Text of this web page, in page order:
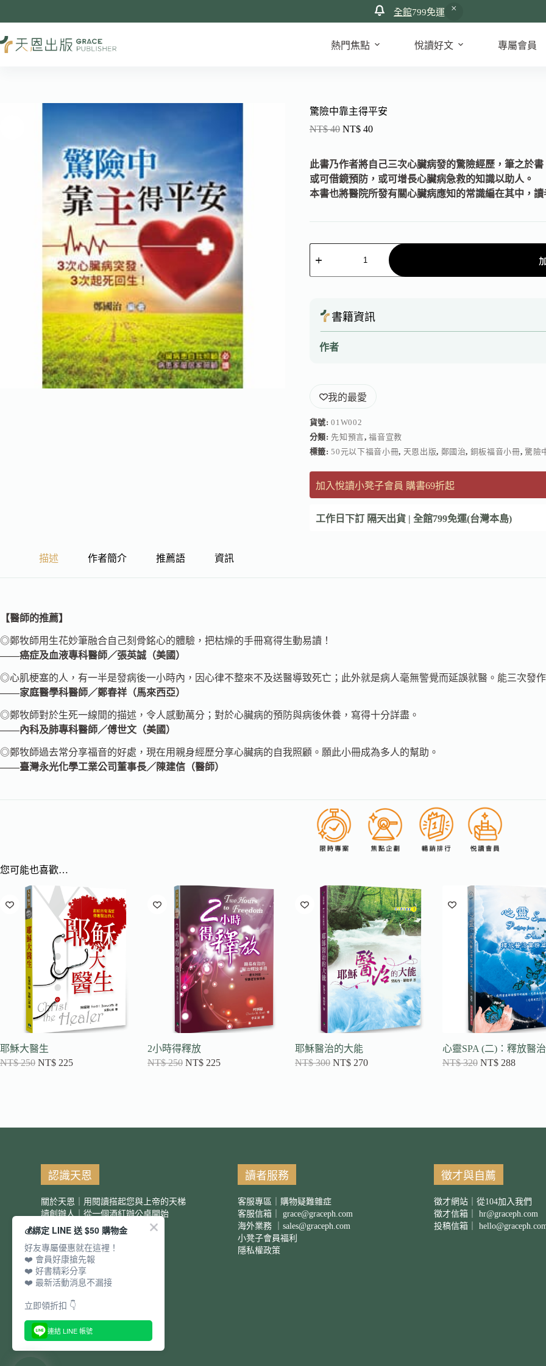
全館799免運
熱門焦點 悅讀好文 專屬會員
驚險中靠主得平安
NT$40 NT$40
此書乃作者將自己三次心臟病發的驚險經歷，筆之於
或可借鏡預防，或可增長心臟病急救的知識以助人。
本書也將醫院所發有關心臟病應知的常識編在其中，
書籍資訊
作者
我的最愛
貨號:01W002
分類:先知預言,福音宣教
標籤:50元以下福音小冊, 天恩出版, 鄭國治, 銅板福音小冊,驚險
加入悅讀小凳子會員 購書69折起
工作日下訂 隔天出貨 | 全館799免運(台灣本島)
描述 作者簡介 推薦語 資訊
【醫師的推薦】
◎鄭牧師用生花妙筆融合自己刻骨銘心的體驗，把枯燥的手冊寫得生動易讀！
——癌症及血液專科醫師／張英誠（美國）
◎心肌梗塞的人，有一半是發病後一小時內，因心律不整來不及送醫導致死亡；此外就是病人毫無警覺而延誤就醫。能三次發
——家庭醫學科醫師／鄭春祥（馬來西亞）
◎鄭牧師對於生死一線間的描述，令人感動萬分；對於心臟病的預防與病後休養，寫得十分詳盡。
——內科及肺專科醫師／傅世文（美國）
◎鄭牧師過去常分享福音的好處，現在用親身經歷分享心臟病的自我照顧。願此小冊成為多人的幫助。
——臺灣永光化學工業公司董事長／陳建信（醫師）
您可能也喜歡…
耶穌大醫生
NT$250 NT$ 225
2小時得釋放
NT$250 NT$225
耶穌醫治的大能
NT$300 NT$270
心靈SPA (二)：釋放醫
NT$320 NT$288
認識天恩
關於天恩｜用閱讀搭起您與上帝的天梯
讀創辦人｜從一個酒紅辦公桌開始
服務項目｜團購優惠
讀者服務
客服專區｜購物疑難雜症
客服信箱｜ grace@graceph.com
海外業務 ｜ sales@graceph.com
小凳子會員福利
隱私權政策
徵才與自薦
徵才網站｜從104加入我們
徵才信箱｜ hr@graceph.com
投稿信箱｜
💰綁定 LINE 送 $50 購物金
好友專屬優惠就在這裡！
❤️ 會員好康搶先報
❤️ 好書精彩分享
❤️ 最新活動消息不漏接
立即領折扣 👇
連結 LINE 帳號